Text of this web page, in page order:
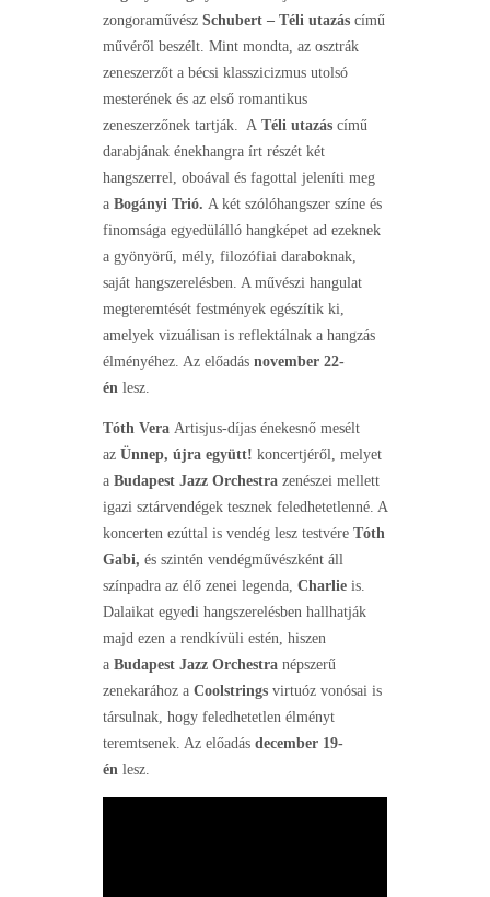
zongoraművész Schubert – Téli utazás című
művéről beszélt. Mint mondta, az osztrák
zeneszerzőt a bécsi klasszicizmus utolsó
mesterének és az első romantikus
zeneszerzőnek tartják. A Téli utazás című
darabjának énekhangra írt részét két
hangszerrel, oboával és fagottal jeleníti meg
a Bogányi Trió. A két szólóhangszer színe és
finomsága egyedülálló hangképet ad ezeknek
a gyönyörű, mély, filozófiai daraboknak,
saját hangszerelésben. A művészi hangulat
megteremtését festmények egészítik ki,
amelyek vizuálisan is reflektálnak a hangzás
élményéhez. Az előadás november 22-
én lesz.
Tóth Vera Artisjus-díjas énekesnő mesélt
az Ünnep, újra együtt! koncertjéről, melyet
a Budapest Jazz Orchestra zenészei mellett
igazi sztárvendégek tesznek feledhetetlenné. A
koncerten ezúttal is vendég lesz testvére Tóth
Gabi, és szintén vendégművészként áll
színpadra az élő zenei legenda, Charlie is.
Dalaikat egyedi hangszerelésben hallhatják
majd ezen a rendkívüli estén, hiszen
a Budapest Jazz Orchestra népszerű
zenekarához a Coolstrings virtuóz vonósai is
társulnak, hogy feledhetetlen élményt
teremtsenek. Az előadás december 19-
én lesz.